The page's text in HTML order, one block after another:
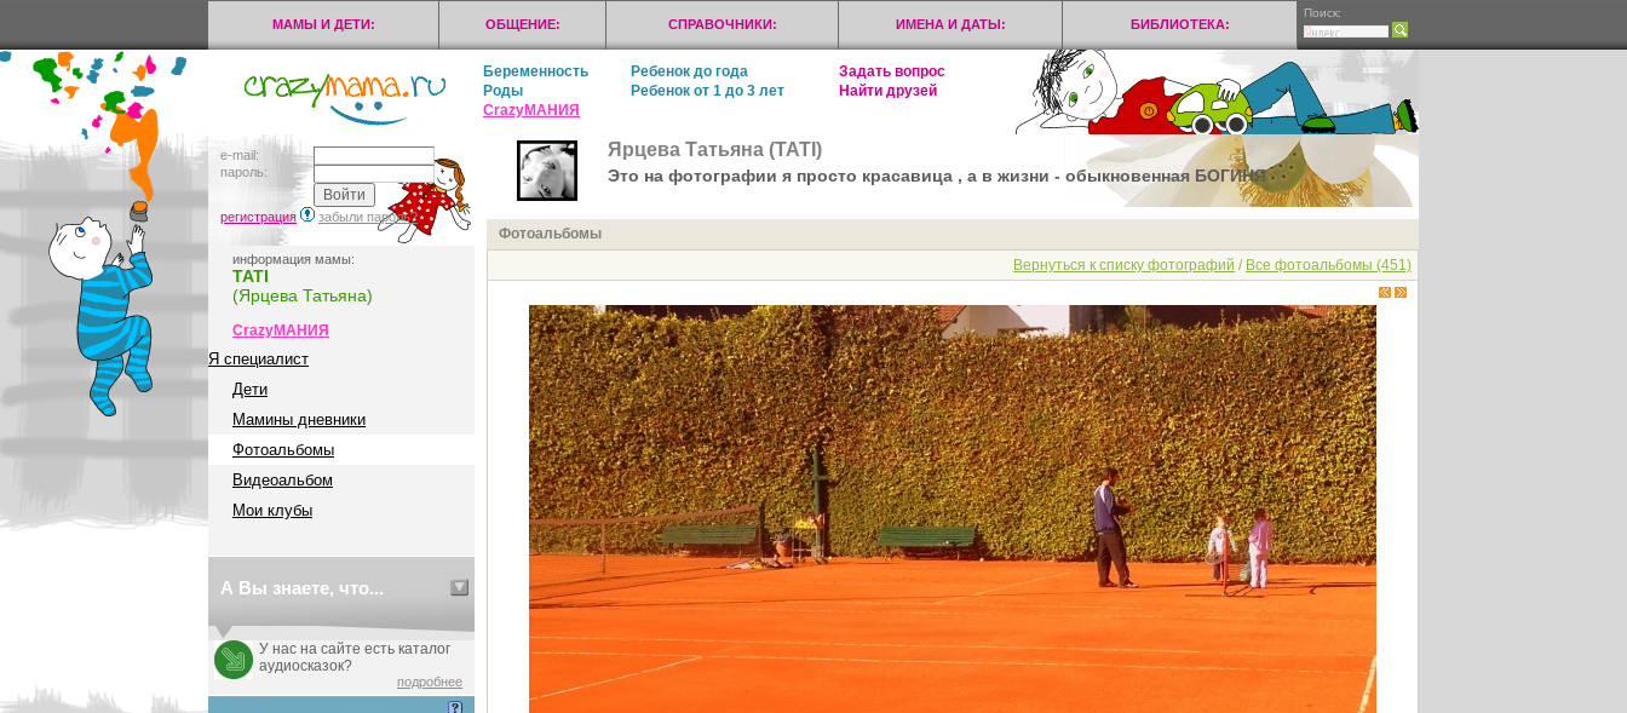
МАМЫ И ДЕТИ: ОБЩЕНИЕ: СПРАВОЧНИКИ: ИМЕНА И ДАТЫ: БИБЛИОТЕКА:
Поиск:
Беременность Ребенок до года
Задать вопрос
Роды
Ребенок от 1 до 3 лет
Найти друзей
CrazyМАНИЯ
e-mail:
пароль:
регистрация забыли пароль?
информация мамы:
ТАТI
(Ярцева Татьяна)
CrazyМАНИЯ
Я специалист
Дети
Мамины дневники
Фотоальбомы
Видеоальбом
Мои клубы
А Вы знаете, что...
У нас на сайте есть каталог
аудиосказок?
подробнее
Ярцева Татьяна (ТАТI)
Это на фотографии я просто красавица , а в жизни - обыкновенная БОГИНЯ
Фотоальбомы
Вернуться к списку фотографий / Все фотоальбомы (451)